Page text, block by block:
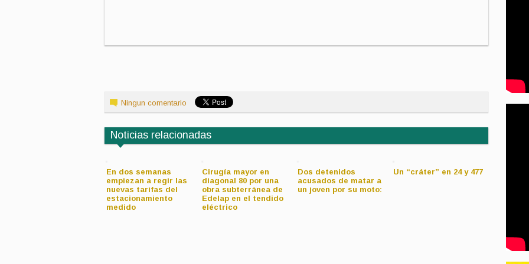
Ningun comentario
Noticias relacionadas
En dos semanas
empiezan a regir las
nuevas tarifas del
estacionamiento
medido
Cirugía mayor en
diagonal 80 por una
obra subterránea de
Edelap en el tendido
eléctrico
Dos detenidos
acusados de matar a
un joven por su moto:
Un “cráter” en 24 y 477